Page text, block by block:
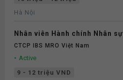
Hà Nội
Nhân viên Hành chính Nhân sự
CTCP IBS MRO Việt Nam
Active
9 - 12 triệu VND